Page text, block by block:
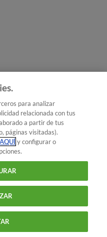
OCU
para analizar
relacionada con tus
a partir de tus
páginas visitadas).
AQUÍy configurar o